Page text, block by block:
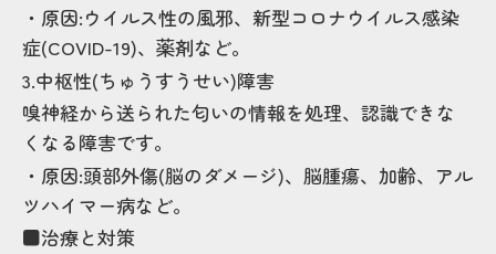
・原因:ウイルス性の風邪、新型コロナウイルス感染
症(COVID-19)、薬剤など。
3.中枢性(ちゅうすうせい)障害
嗅神経から送られた匂いの情報を処理、認識できな
くなる障害です。
・原因:頭部外傷(脳のダメージ)、脳腫瘍、加齢、アル
ツハイマー病など。
■治療と対策